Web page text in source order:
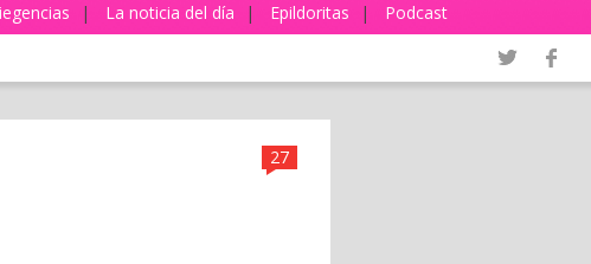
| La noticia del día | Epildoritas | Podcast
27